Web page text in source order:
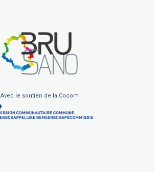
Avec le soutien de la Cocom